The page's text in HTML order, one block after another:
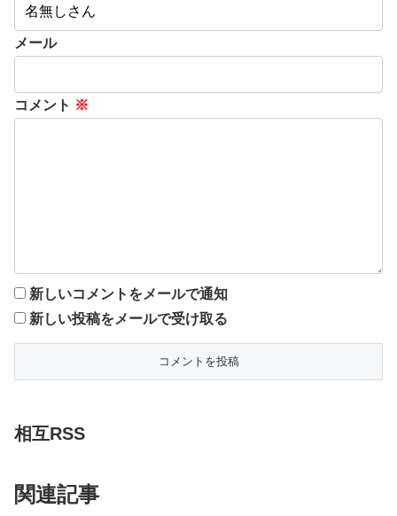
メール
コメント ※
新しいコメントをメールで通知
新しい投稿をメールで受け取る
相互RSS
関連記事